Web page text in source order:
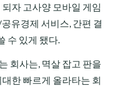
자 고사양 모바일 게임
유경제 서비스, 간편 결
수 있게 됐다.
회사는, 멱살 잡고 판을
한 빠르게 올라타는 회